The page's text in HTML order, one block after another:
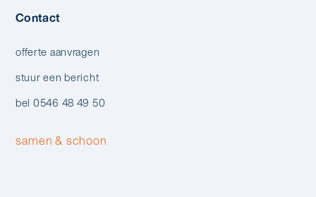
Contact
offerte aanvragen
stuur een bericht
bel 0546 48 49 50
samen & schoon